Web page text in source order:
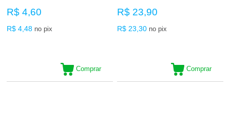
R$ 4,60
R$ 4,48 no pix
Comprar
R$ 23,90
R$ 23,30 no pix
Comprar